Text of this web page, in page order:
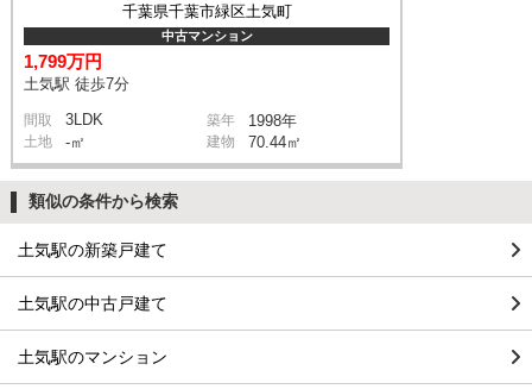
千葉県千葉市緑区土気町
中古マンション
1,799万円
土気駅 徒歩7分
間取 3LDK 築年 1998年
土地 -㎡ 建物 70.44㎡
類似の条件から検索
土気駅の新築戸建て
土気駅の中古戸建て
土気駅のマンション